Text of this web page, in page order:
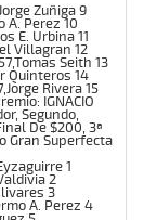
Zuñiga 9
A. Perez 10
E. Urbina 11
Villagran 12
Seith 13
Quinteros 14
Rivera 15
IGNACIO
Segundo,
De $200, 3ª
Gran Superfecta
1
2
3
A. Perez 4